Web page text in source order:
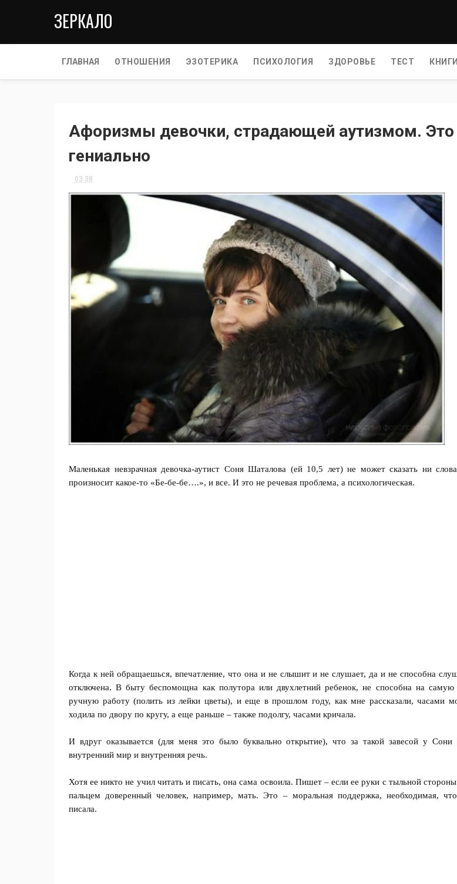
ЗЕРКАЛО
ГЛАВНАЯ ОТНОШЕНИЯ ЭЗОТЕРИКА ПСИХОЛОГИЯ ЗДОРОВЬЕ ТЕСТ КНИГИ
Афоризмы девочки, страдающей аутизмом. Это
гениально
03:38
Маленькая невзрачная девочка-аутист Соня Шаталова (ей 10,5 лет) не может сказать ни
произносит какое-то «Бе-бе-бе….», и все. И это не речевая проблема, а психологическая.
Когда к ней обращаешься, впечатление, что она и не слышит и не слушает, да и не способна
отключена. В быту беспомощна как полутора или двухлетний ребенок, не способна на
ручную работу (полить из лейки цветы), и еще в прошлом году, как мне рассказали, часами
ходила по двору по кругу, а еще раньше – также подолгу, часами кричала.
И вдруг оказывается (для меня это было буквально открытие), что за такой завесой у Сони
внутренний мир и внутренняя речь.
Хотя ее никто не учил читать и писать, она сама освоила. Пишет – если ее руки с тыльной стороны
пальцем доверенный человек, например, мать. Это – моральная поддержка, необходимая,
писала.